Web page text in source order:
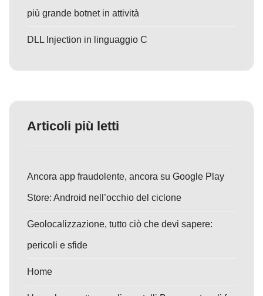
più grande botnet in attività
DLL Injection in linguaggio C
Articoli più letti
Ancora app fraudolente, ancora su Google Play
Store: Android nell’occhio del ciclone
Geolocalizzazione, tutto ciò che devi sapere:
pericoli e sfide
Home